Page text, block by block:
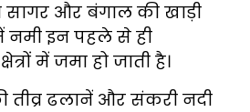
सागर और बंगाल की खाड़ी
में नमी इन पहले से ही
में जमा हो जाती है।
तीव्र ढलानें और संकरी नदी